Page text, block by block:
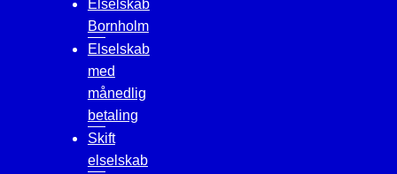
Elselskab
Bornholm
Elselskab
med
månedlig
betaling
Skift
elselskab